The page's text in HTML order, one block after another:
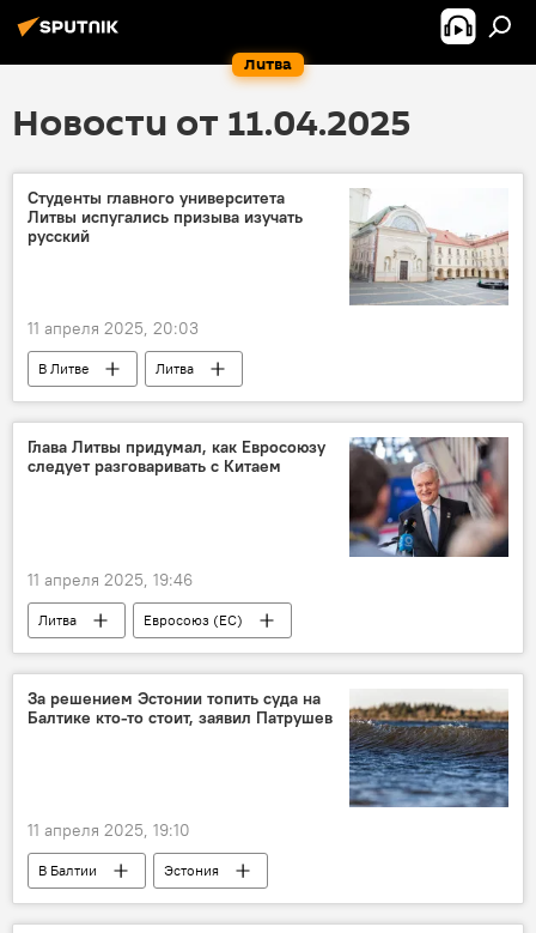
Литва
Новости от 11.04.2025
Студенты главного университета
Литвы испугались призыва изучать
русский
11 апреля 2025, 20:03
В Литве
Литва
Вильнюсский университет
Общество
русский язык
русофобия
Глава Литвы придумал, как Евросоюзу
следует разговаривать с Китаем
11 апреля 2025, 19:46
Литва
Евросоюз (ЕС)
Гитанас Науседа
Политика
Китай
двусторонние отношения
дипломатические отношения
КНР
За решением Эстонии топить суда на
Балтике кто-то стоит, заявил Патрушев
11 апреля 2025, 19:10
В Балтии
Эстония
Балтийское море
Россия